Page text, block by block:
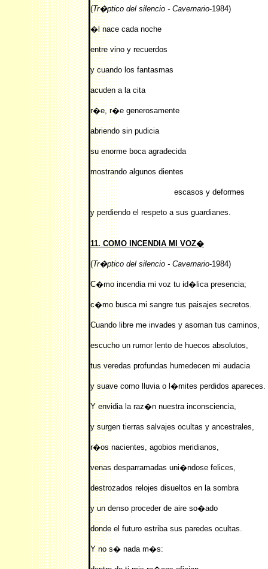
(Tr�ptico del silencio - Cavernario-1984)
�l nace cada noche
entre vino y recuerdos
y cuando los fantasmas
acuden a la cita
r�e, r�e generosamente
abriendo sin pudicia
su enorme boca agradecida
mostrando algunos dientes
escasos y deformes
y perdiendo el respeto a sus guardianes.
11. COMO INCENDIA MI VOZ�
(Tr�ptico del silencio - Cavernario-1984)
C�mo incendia mi voz tu id�lica presencia;
c�mo busca mi sangre tus paisajes secretos.
Cuando libre me invades y asoman tus caminos,
escucho un rumor lento de huecos absolutos,
tus veredas profundas humedecen mi audacia
y suave como lluvia o l�mites perdidos apareces.
Y envidia la raz�n nuestra inconsciencia,
y surgen tierras salvajes ocultas y ancestrales,
r�os nacientes, agobios meridianos,
venas desparramadas uni�ndose felices,
destrozados relojes disueltos en la sombra
y un denso proceder de aire so�ado
donde el futuro estriba sus paredes ocultas.
Y no s� nada m�s: